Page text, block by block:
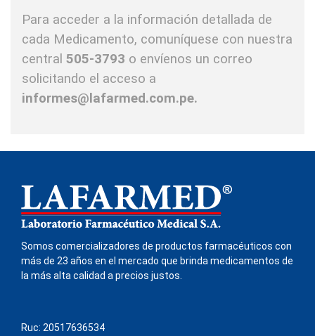
Para acceder a la información detallada de
cada Medicamento, comuníquese con nuestra
central 505-3793 o envíenos un correo
solicitando el acceso a
informes@lafarmed.com.pe.
Somos comercializadores de productos farmacéuticos con
más de 23 años en el mercado que brinda medicamentos de
la más alta calidad a precios justos.
Ruc: 20517636534